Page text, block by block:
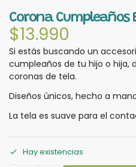
Corona Cumpleaños
$13.990
Si estás buscando un
cumpleaños de tu hijo o hija,
coronas de tela.
Diseños únicos, hecho a
La tela es suave para el
Hay existencias